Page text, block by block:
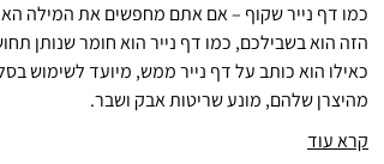
כמו דף נייר שקוף – אם אתם מחפשים את המילה
הזה הוא בשבילכם, כמו דף נייר הוא חומר שנותן
כאילו הוא כותב על דף נייר ממש, מיועד לשימוש
מהיצרן שלהם, מונע שריטות אבק ושבר.
קרא עוד